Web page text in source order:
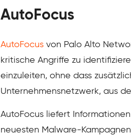
AutoFocus
AutoFocus von Palo Alto
kritische Angriffe zu
einzuleiten, ohne dass
Unternehmensnetzwerk, aus
AutoFocus liefert
neuesten Malware-